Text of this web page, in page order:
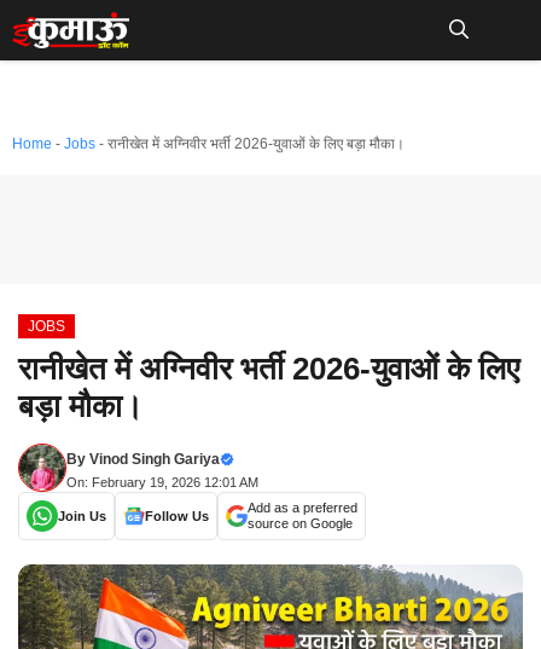
Skip
to
Home - Jobs - रानीखेत में अग्निवीर भर्ती 2026-युवाओं के लिए बड़ा मौका।
JOBS
रानीखेत में अग्निवीर भर्ती 2026-युवाओं के लिए
बड़ा मौका।
By Vinod Singh Gariya
On: February 19, 2026 12:01 AM
Join Us Follow Us
Add as a preferred
source on Google